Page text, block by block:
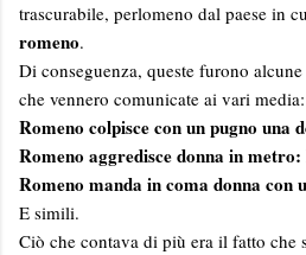
trascurabile, perlomeno dal paese in
romeno.
Di conseguenza, queste furono
che vennero comunicate ai vari media:
Romeno colpisce con un pugno una
Romeno aggredisce donna in
Romeno manda in coma donna con
E simili.
Ciò che contava di più era il fatto che